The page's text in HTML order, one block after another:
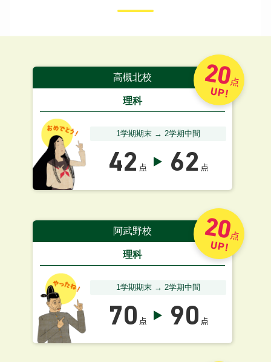
高槻北校
理科
1学期期末 → 2学期中間
42 点 62 点
20点
UP!
阿武野校
理科
1学期期末 → 2学期中間
70 点 90 点
20点
UP!